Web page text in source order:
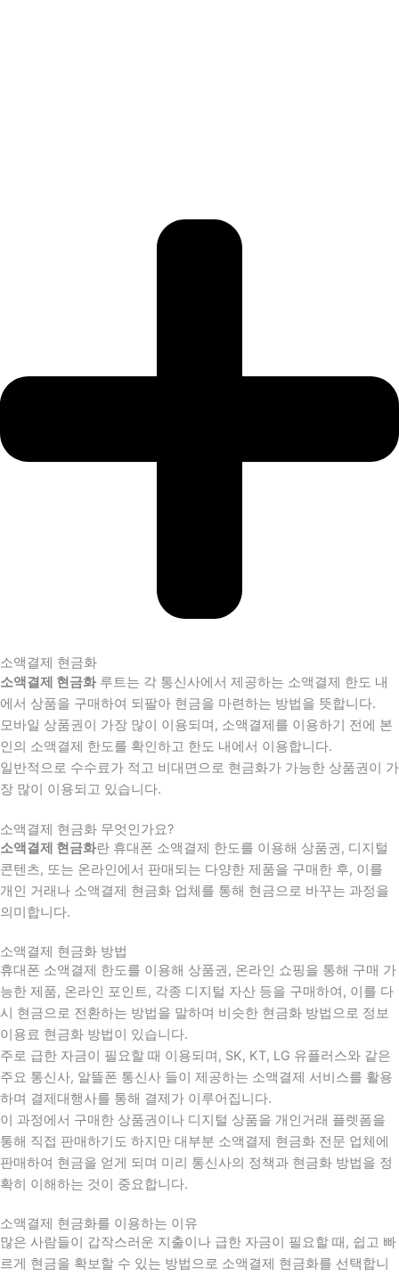
소액결제 현금화
소액결제 현금화루트는 각 통신사에서 제공하는 소액결제 한도 내
에서 상품을 구매하여 되팔아 현금을 마련하는 방법을 뜻합니다.
모바일 상품권이 가장 많이 이용되며, 소액결제를 이용하기 전에 본
인의 소액결제 한도를 확인하고 한도 내에서 이용합니다.
일반적으로 수수료가 적고 비대면으로 현금화가 가능한 상품권이 가
장 많이 이용되고 있습니다.
소액결제 현금화 무엇인가요?
소액결제 현금화란 휴대폰 소액결제 한도를 이용해 상품권, 디지털
콘텐츠, 또는 온라인에서 판매되는 다양한 제품을 구매한 후, 이를
개인 거래나 소액결제 현금화 업체를 통해 현금으로 바꾸는 과정을
의미합니다.
소액결제 현금화 방법
휴대폰 소액결제 한도를 이용해 상품권, 온라인 쇼핑을 통해 구매 가
능한 제품, 온라인 포인트, 각종 디지털 자산 등을 구매하여, 이를 다
시 현금으로 전환하는 방법을 말하며 비슷한 현금화 방법으로 정보
이용료 현금화 방법이 있습니다.
주로 급한 자금이 필요할 때 이용되며, SK, KT, LG 유플러스와 같은
주요 통신사, 알뜰폰 통신사 들이 제공하는 소액결제 서비스를 활용
하며 결제대행사를 통해 결제가 이루어집니다.
이 과정에서 구매한 상품권이나 디지털 상품을 개인거래 플렛폼을
통해 직접 판매하기도 하지만 대부분 소액결제 현금화 전문 업체에
판매하여 현금을 얻게 되며 미리 통신사의 정책과 현금화 방법을 정
확히 이해하는 것이 중요합니다.
소액결제 현금화를 이용하는 이유
많은 사람들이 갑작스러운 지출이나 급한 자금이 필요할 때 , 쉽고 빠
르게 현금을 확보할 수 있는 방법으로 소액결제 현금화를 선택합니